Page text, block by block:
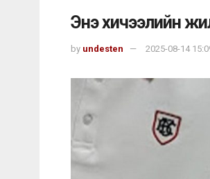
Энэ хичээлийн
by undesten 2025-08-14